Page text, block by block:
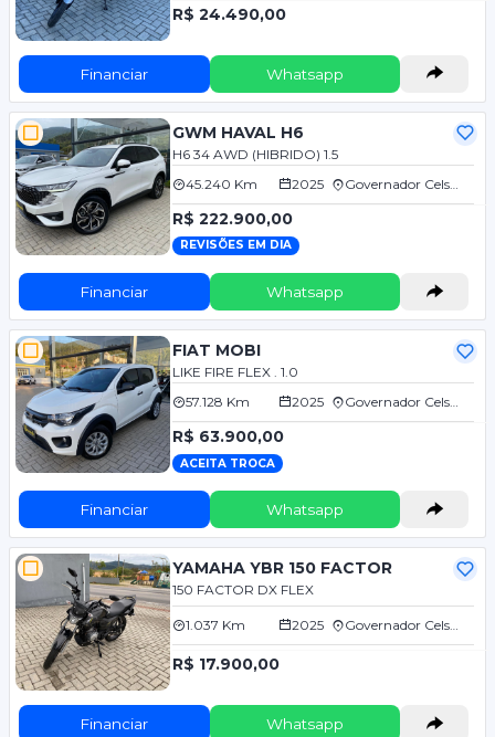
R$ 24.490,00
Financiar Whatsapp
GWM HAVAL H6
H6 34 AWD (HIBRIDO) 1.5
45.240 Km
2025 Governador Celso Ramos/SC
R$ 222.900,00
REVISÕES EM DIA
Financiar Whatsapp
FIAT MOBI
LIKE FIRE FLEX . 1.0
57.128 Km
2025 Governador Celso Ramos/SC
R$ 63.900,00
ACEITA TROCA
Financiar Whatsapp
YAMAHA YBR 150 FACTOR
150 FACTOR DX FLEX
1.037 Km 2025 Governador Celso Ramos/SC
R$ 17.900,00
Financiar Whatsapp